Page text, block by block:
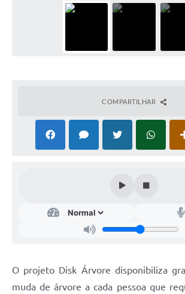
Serviços Online
Arquivos para Download
Projetos
COMPARTILHAR
O projeto Disk Árvore disponibiliza
muda de árvore a cada pessoa que